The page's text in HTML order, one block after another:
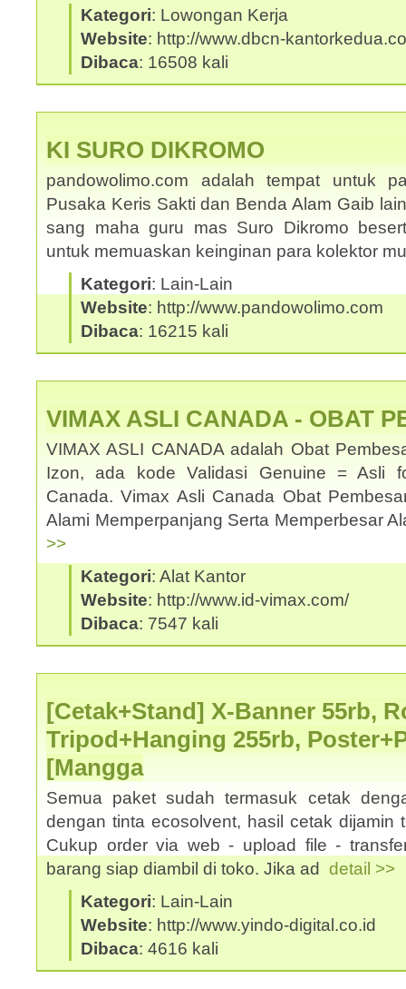
Kategori: Lowongan Kerja
Website: http://www.dbcn-
Dibaca: 16508 kali
KI SURO DIKROMO
pandowolimo.com adalah tempat untuk
Pusaka Keris Sakti dan Benda Alam Gaib
sang maha guru mas Suro Dikromo
untuk memuaskan keinginan para kolektor
Kategori: Lain-Lain
Website: http://www.pandowolimo.com
Dibaca: 16215 kali
VIMAX ASLI CANADA - OBAT
VIMAX ASLI CANADA adalah Obat
Izon, ada kode Validasi Genuine = Asli
Canada. Vimax Asli Canada Obat
Alami Memperpanjang Serta Memperbesar
>>
Kategori: Alat Kantor
Website: http://www.id-vimax.com/
Dibaca: 7547 kali
[Cetak+Stand] X-Banner 55rb,
Tripod+Hanging 255rb,
[Mangga
Semua paket sudah termasuk cetak
dengan tinta ecosolvent, hasil cetak dijamin
Cukup order via web - upload file -
barang siap diambil di toko. Jika ad detail >>
Kategori: Lain-Lain
Website: http://www.yindo-digital.co.id
Dibaca: 4616 kali